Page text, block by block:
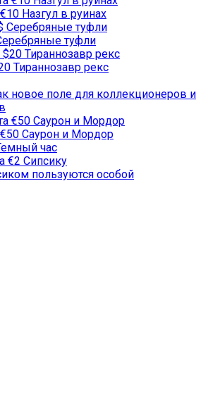
Назгул в руинах
туфли
Тираннозавр рекс
новое поле для коллекционеров и
Саурон и Мордор
час
пользуются особой